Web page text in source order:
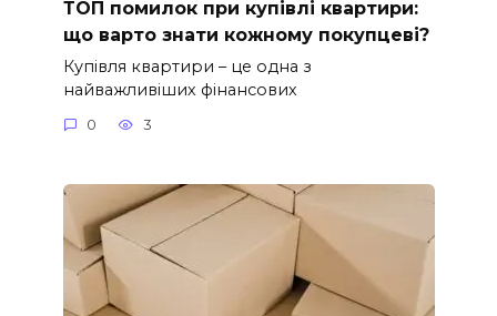
ТОП помилок при купівлі квартири:
що варто знати кожному покупцеві?
Купівля квартири – це одна з
найважливіших фінансових
0 3